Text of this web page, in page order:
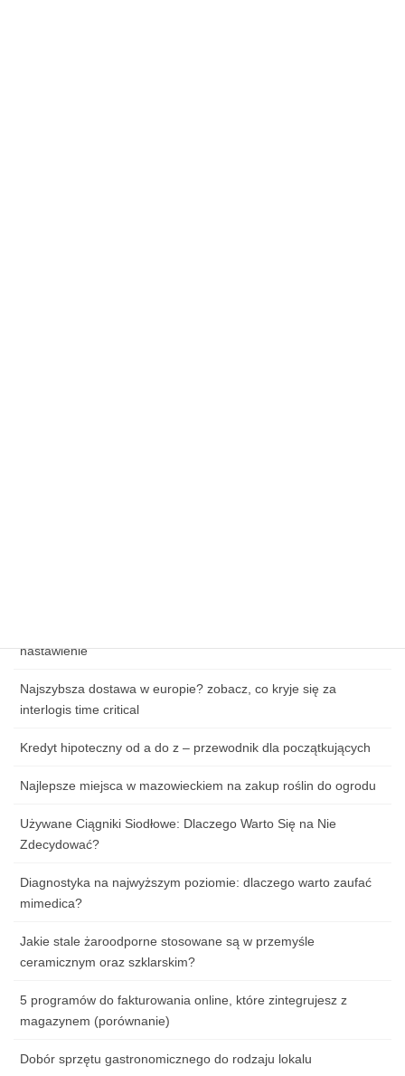
nastawienie
Najszybsza dostawa w europie? zobacz, co kryje się za
interlogis time critical
Kredyt hipoteczny od a do z – przewodnik dla początkujących
Najlepsze miejsca w mazowieckiem na zakup roślin do ogrodu
Używane Ciągniki Siodłowe: Dlaczego Warto Się na Nie
Zdecydować?
Diagnostyka na najwyższym poziomie: dlaczego warto zaufać
mimedica?
Jakie stale żaroodporne stosowane są w przemyśle
ceramicznym oraz szklarskim?
5 programów do fakturowania online, które zintegrujesz z
magazynem (porównanie)
Dobór sprzętu gastronomicznego do rodzaju lokalu